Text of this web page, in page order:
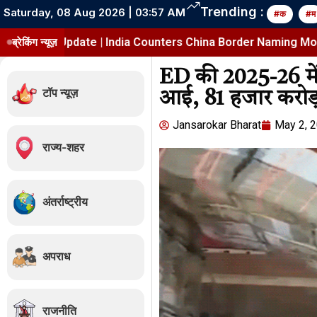
Saturday, 08 Aug 2026 | 03:57 AM Trending : #क #म
ब्रेकिंग न्यूज़
Update | India Counters China Border Naming Move
टॉप न्यूज़
राज्य-शहर
अंतर्राष्ट्रीय
अपराध
राजनीति
ED की 2025-26 में
आई, ₹81 हजार
Jansarokar Bharat May 2,